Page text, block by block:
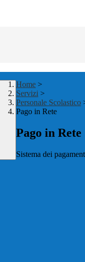
Home >
Servizi >
Personale Scolastico
Pago in Rete
Pago in Rete
Sistema dei